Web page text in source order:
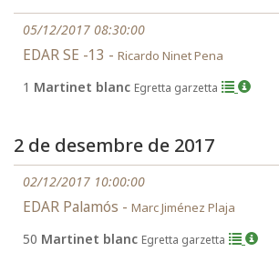
05/12/2017 08:30:00
EDAR SE -13 - Ricardo Ninet Pena
1 Martinet blanc Egretta garzetta
2 de desembre de 2017
02/12/2017 10:00:00
EDAR Palamós - Marc Jiménez Plaja
50 Martinet blanc Egretta garzetta